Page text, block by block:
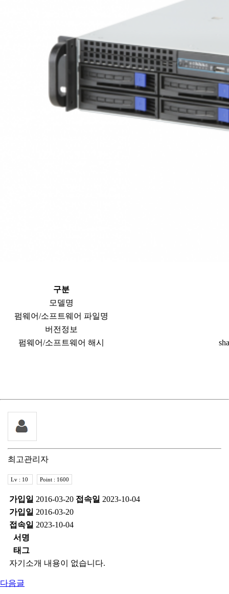
구분
모델명
펌웨어/소프트웨어 파일명
버전정보
펌웨어/소프트웨어 해시
최고관리자
Lv : 10 Point : 1600
가입일 2016-03-20 접속일 2023-10-04
가입일 2016-03-20
접속일 2023-10-04
서명
태그
자기소개 내용이 없습니다.
다음글